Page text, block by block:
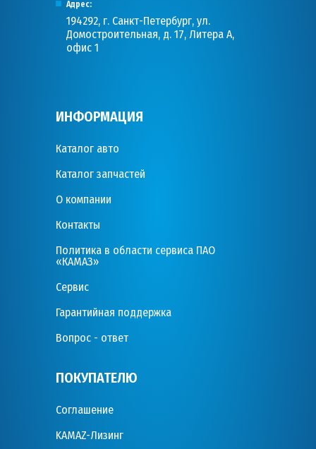
Адрес:
194292, г. Санкт-Петербург, ул.
Домостроительная, д. 17, Литера А,
офис 1
ИНФОРМАЦИЯ
Каталог авто
Каталог запчастей
О компании
Контакты
Политика в области сервиса ПАО
«КАМАЗ»
Сервис
Гарантийная поддержка
Вопрос - ответ
ПОКУПАТЕЛЮ
Соглашение
KAMAZ-Лизинг